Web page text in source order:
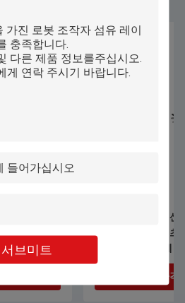
서브미트
이 레이저
알루미늄
자동 컴퓨터화된
속옷 브래시 티셔츠
최상의 가격